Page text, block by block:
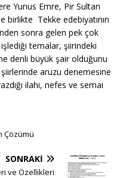
Yunus Emre, Pir Sultan
birlikte Tekke edebiyatının
sonra gelen pek çok
temalar, şiirindeki
denli büyük şair olduğunu
aruzu denemesine
ilahi, nefes ve semai
Çözümü
SONRAKI
ve Özellikleri